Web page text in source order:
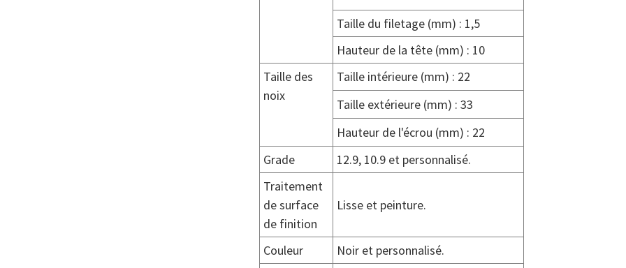
Taille du filetage (mm) : 1,5
Hauteur de la tête (mm) : 10
Taille des
noix
Taille intérieure (mm) : 22
Taille extérieure (mm) : 33
Hauteur de l'écrou (mm) : 22
Grade
12.9, 10.9 et personnalisé.
Traitement
de surface
de finition
Lisse et peinture.
Couleur Noir et personnalisé.